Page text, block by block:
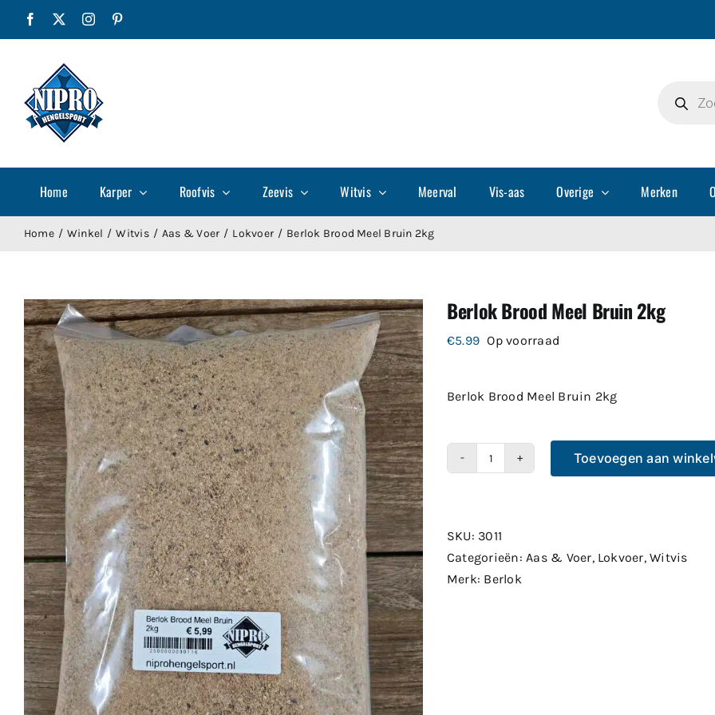
Facebook Instagram
zoeken
Home Karper Roofvis Zeevis Witvis Meerval Vis-aas Overige Merken
Home Winkel Witvis Aas & Voer Lokvoer Berlok Brood Meel Bruin 2kg
Berlok Brood Meel Bruin 2kg
€5.99 Op voorraad
Berlok Brood Meel Bruin 2kg
Bruin
2kg
aantal
Toevoegen aan
SKU: 3011
Categorieën:Aas & Voer, Lokvoer,Witvis
Merk: Berlok